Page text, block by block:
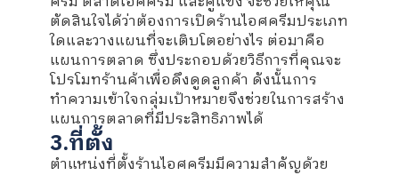
ตัดสินใจได้ว่าต้องการเปิดร้านไอศครีมประเภท
ใดและวางแผนที่จะเติบโตอย่างไร ต่อมาคือ
แผนการตลาด ซึ่งประกอบด้วยวิธีการที่คุณจะ
โปรโมทร้านค้าเพื่อดึงดูดลูกค้า ดังนั้นการ
ทำความเข้าใจกลุ่มเป้าหมายจึงช่วยในการสร้าง
แผนการตลาดที่มีประสิทธิภาพได้
3.ที่ตั้ง
ตำแหน่งที่ตั้งร้านไอศครีมมีความสำคัญด้วย